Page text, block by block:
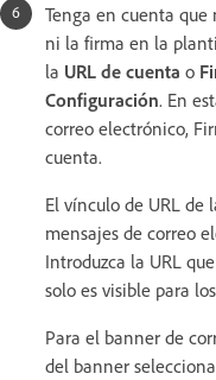
Tenga en cuenta que
ni la firma en la
la URL de cuenta o
Configuración. En
correo electrónico,
cuenta.
El vínculo de URL de
mensajes de correo
Introduzca la URL
solo es visible para
Para el banner de
del banner